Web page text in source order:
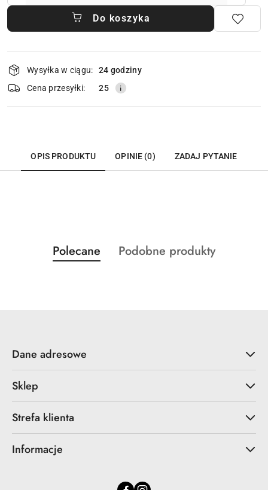
Do koszyka
Dostępność
i
dostawa
Wysyłka w ciągu:
24 godziny
Cena przesyłki:
25
OPIS PRODUKTU OPINIE (0) ZADAJ PYTANIE
Pomiń karuzelę produktów
Produkty
o
Polecane
Produkty
Podobne produkty
Dane adresowe
Sklep
Strefa klienta
Informacje